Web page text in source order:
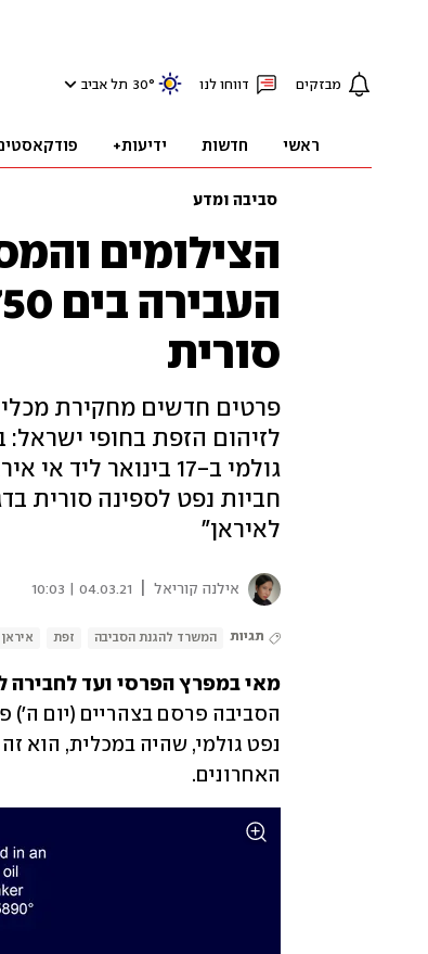
מבזקים דווחו לנו 30° תל אביב
ראשי חדשות ידיעות+
סביבה ומדע
הצילומים
סורית
פרטים חדשים מחקירת
חביות נפט לספינה סורית
לאיראן"
אילנה קוריאל 04.03.21 | 10:03
תגיות המשרד להגנת הסביבה זפת איראן
מאי במפרץ הפרסי ועד לחבירה
האחרונים.